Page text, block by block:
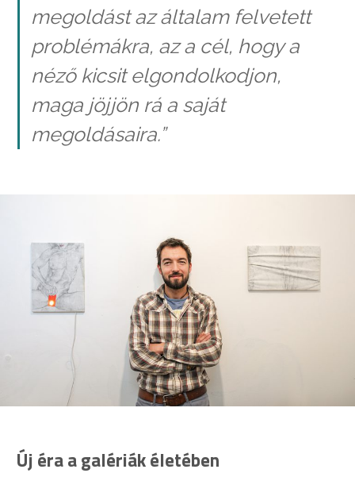
megoldást az általam felvetett
problémákra, az a cél, hogy a
néző kicsit elgondolkodjon,
maga jöjjön rá a saját
megoldásaira.”
Új éra a galériák életében